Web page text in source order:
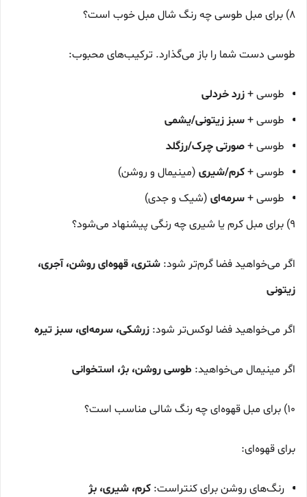
8) برای مبل طوسی چه رنگ شال مبل خوب است؟
طوسی دست شما را باز می‌گذارد. ترکیب‌های محبوب:
طوسی +زرد خردلی
طوسی +سبز زیتونی/یشمی
طوسی +صورتی چرک/رزگلد
طوسی +کرم/شیری (مینیمال و روشن)
طوسی +سرمه‌ای (شیک و جدی)
9) برای مبل کرم یا شیری چه رنگی پیشنهاد می‌شود؟
اگر می‌خواهید فضا گرم‌تر شود: شتری، قهوه‌ای روشن، آجری،
زیتونی
اگر می‌خواهید فضا لوکس‌تر شود: زرشکی، سرمه‌ای، سبز تیره
اگر مینیمال می‌خواهید: طوسی روشن، بژ، استخوانی
10) برای مبل قهوه‌ای چه رنگ شالی مناسب است؟
برای قهوه‌ای:
رنگ‌های روشن برای کنتراست: کرم، شیری، بژ